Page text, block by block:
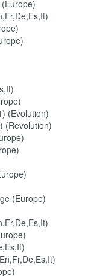
(Evolution)
(Revolution)
(Europe)